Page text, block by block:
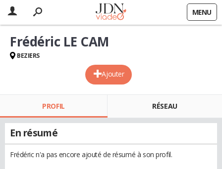
MENU
Ajouter
Frédéric LE CAM
BEZIERS
PROFIL RÉSEAU
En résumé
Frédéric n'a pas encore ajouté de résumé à son profil.